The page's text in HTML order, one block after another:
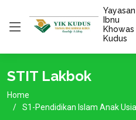
Yayasan
Ibnu
Khowas
Kudus
STIT Lakbok
Home
S1-Pendidikan Islam Anak